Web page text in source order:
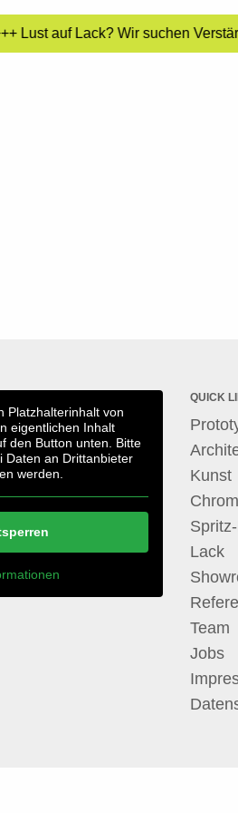
auf Lack? Wir suchen
Platzhalterinhalt von
eigentlichen Inhalt
den Button unten. Bitte
Daten an Drittanbieter
werden.
QUICK
Kunst
Spritz-
Lack
Team
Jobs